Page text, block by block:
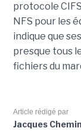
protocole
NFS pour les
indique que
presque tous
fichiers du
Article rédigé par
Jacques